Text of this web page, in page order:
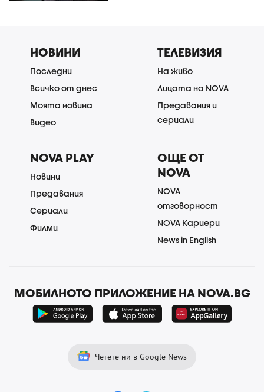
НОВИНИ
Последни
Всичко от днес
Моята новина
Видео
ТЕЛЕВИЗИЯ
На живо
Лицата на NOVA
Предавания и
сериали
NOVA PLAY
Новини
Предавания
Сериали
Филми
ОЩЕ ОТ
NOVA
NOVA
отговорност
NOVA Кариери
News in English
МОБИЛНОТО ПРИЛОЖЕНИЕ НА NOVA.BG
Четете ни в Google News